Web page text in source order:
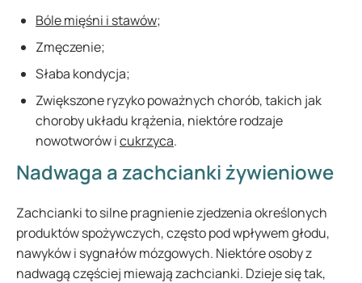
Bóle mięśni i stawów;
Zmęczenie;
Słaba kondycja;
Zwiększone ryzyko poważnych chorób, takich jak
choroby układu krążenia, niektóre rodzaje
nowotworów icukrzyca.
Nadwaga a zachcianki żywieniowe
Zachcianki to silne pragnienie zjedzenia określonych
produktów spożywczych, często pod wpływem głodu,
nawyków i sygnałów mózgowych. Niektóre osoby z
nadwagą częściej miewają zachcianki. Dzieje się tak,